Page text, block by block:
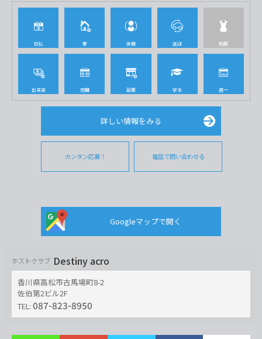
日払 寮 体験 送迎 制服
出来高 短期 副業 学生 週一
詳しい情報をみる
カンタン応募！ 電話で問い合わせる
Googleマップで開く
ホストクラブ Destiny acro
香川県高松市古馬場町8-2
佐伯第2ビル2F
TEL: 087-823-8950